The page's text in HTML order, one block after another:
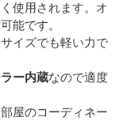
使用されます。オ
能です。
イズでも軽い力で
ー内蔵なので適度
屋のコーディネー